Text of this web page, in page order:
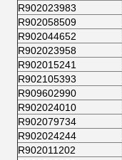
R902023983
R902058509
R902044652
R902023958
R902015241
R902105393
R909602990
R902024010
R902079734
R902024244
R902011202